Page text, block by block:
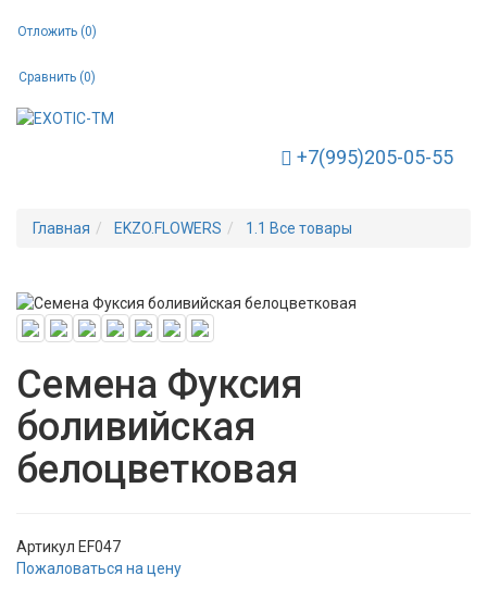
Отложить (0)
Сравнить (0)
+7(995)205-05-55
Toggle Navigation
Главная EKZO.FLOWERS 1.1 Все товары
Семена Фуксия
боливийская
белоцветковая
Артикул EF047
Пожаловаться на цену